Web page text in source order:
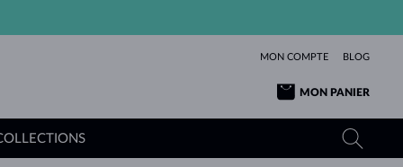
MON COMPTE BLOG
MON PANIER